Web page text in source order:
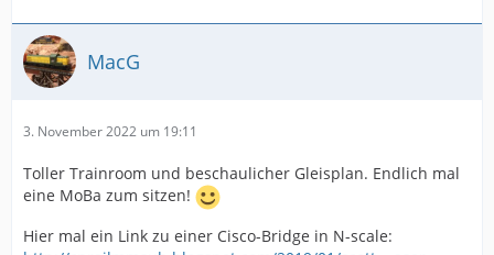
MacG
3. November 2022 um 19:11
Toller Trainroom und beschaulicher Gleisplan. Endlich mal
eine MoBa zum sitzen!
Hier mal ein Link zu einer Cisco-Bridge in N-scale: